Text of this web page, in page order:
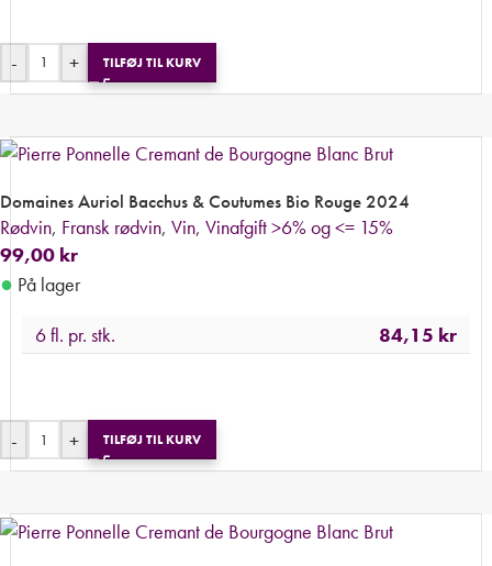
- + TILFØJ TIL KURV
Domaines Auriol Bacchus & Coutumes Bio Rouge 2024
Rødvin, Fransk rødvin, Vin, Vinafgift >6% og <= 15%
99,00 kr
● På lager
6 fl. pr. stk.
84,15 kr
- + TILFØJ TIL KURV